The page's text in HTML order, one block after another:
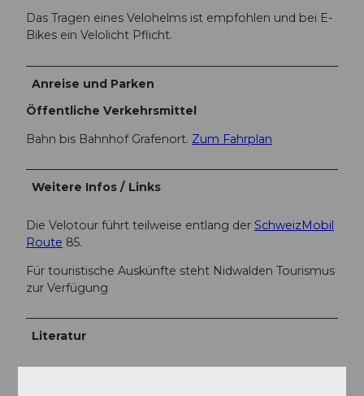
Das Tragen eines Velohelms ist empfohlen und bei E-
Bikes ein Velolicht Pflicht.
Anreise und Parken
Öffentliche Verkehrsmittel
Bahn bis Bahnhof Grafenort. Zum Fahrplan
Weitere Infos / Links
Die Velotour führt teilweise entlang der SchweizMobil
Route 85.
Für touristische Auskünfte steht Nidwalden Tourismus
zur Verfügung
Literatur